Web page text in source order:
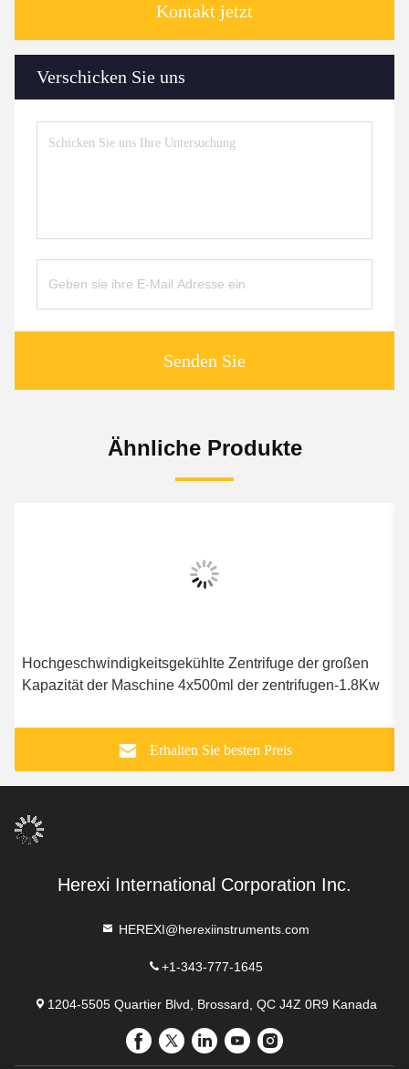
Kontakt jetzt
Verschicken Sie uns
Senden Sie
Ähnliche Produkte
Hochgeschwindigkeitsgekühlte Zentrifuge der großen
Kapazität der Maschine 4x500ml der zentrifugen-1.8Kw
Erhalten Sie besten Preis
Herexi International Corporation Inc.
HEREXI@herexiinstruments.com
+1-343-777-1645
1204-5505 Quartier Blvd, Brossard, QC J4Z 0R9 Kanada